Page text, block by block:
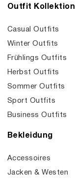
Outfit Kollektion
Casual Outfits
Winter Outfits
Frühlings Outfits
Herbst Outfits
Sommer Outfits
Sport Outfits
Business Outfits
Bekleidung
Accessoires
Jacken & Westen